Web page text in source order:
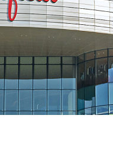
안내
스타가든